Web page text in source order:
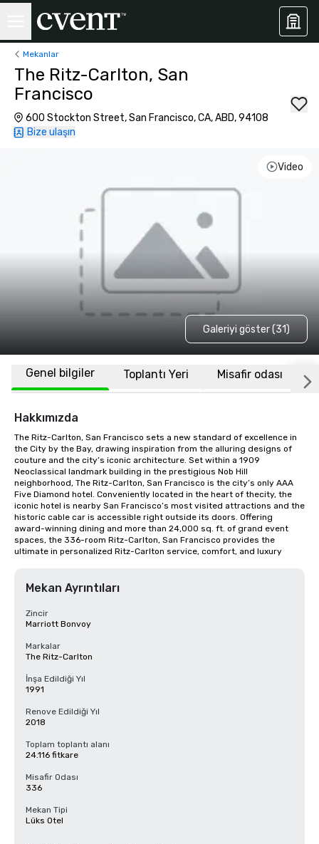
Mekanlar
The Ritz-Carlton, San
Francisco
600 Stockton Street, San Francisco, CA, ABD, 94108
Bize ulaşın
Video
Galeriyi göster (31)
Genel bilgiler Toplantı Yeri Misafir odası
Hakkımızda
The Ritz-Carlton, San Francisco sets a new standard of excellence in
the City by the Bay, drawing inspiration from the alluring designs of
couture and the city’s iconic architecture. Set within a 1909
Neoclassical landmark building in the prestigious Nob Hill
neighborhood, The Ritz-Carlton, San Francisco is the city’s only AAA
Five Diamond hotel. Conveniently located in the heart of thecity, the
iconic hotel is nearby San Francisco’s most visited attractions and the
historic cable car is accessible right outside its doors. Offering
award-winning dining and more than 24,000 sq. ft. of grand event
spaces, the 336-room Ritz-Carlton, San Francisco provides the
ultimate in personalized Ritz-Carlton service, comfort, and luxury
Mekan Ayrıntıları
Zincir
Marriott Bonvoy
Markalar
The Ritz-Carlton
İnşa Edildiği Yıl
1991
Renove Edildiği Yıl
2018
Toplam toplantı alanı
24.116 fitkare
Misafir Odası
336
Mekan Tipi
Lüks Otel